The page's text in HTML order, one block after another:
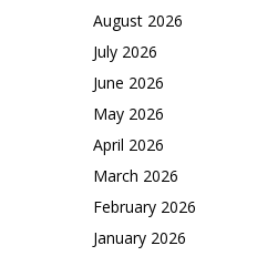
August 2026
July 2026
June 2026
May 2026
April 2026
March 2026
February 2026
January 2026